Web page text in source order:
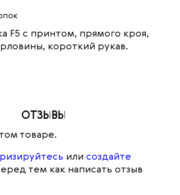
F5 с принтом, прямого кроя,
короткий рукав.
ОТЗЫВЫ
товаре.
или создайте
тем как написать отзыв